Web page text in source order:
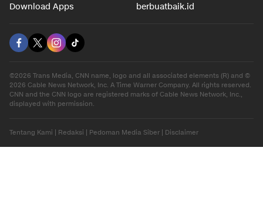
Download Apps berbuatbaik.id
©2026 Trans Media, CNN name, logo and all associated elements (R) and ©
2026 Cable News Network, Inc. A Time Warner Company. All rights reserved.
CNN and the CNN logo are registered marks of Cable News Network, Inc.,
displayed with permission.
Tentang Kami Redaksi Pedoman Media Siber Disclaimer